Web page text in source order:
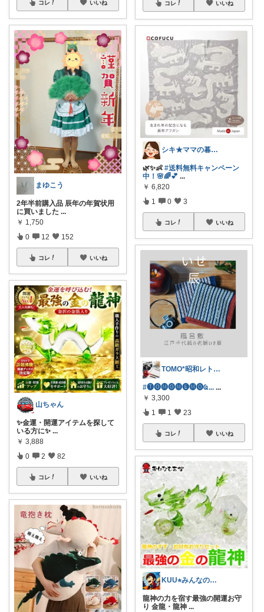
コレ いいね
まゆこう
2年半前購入品 辰年の年賀状用
に買いました ...
￥ 1,750
0 12 152
コレ いいね
山ちゃん
✨金運・開運アイテムを探して
いる方に✨ ...
￥ 3,888
0 2 82
コレ いいね
コレ いいね
シキ★ママの暮らし、キッズ
🌿✨👶 #送料無料キャンペーン
中！🌸🌈💕 ...
￥ 6,820
1 0 3
コレ いいね
TOMO*昭和レトロ 📷🍎
#🅣🅞🅜🅞🅜🅔🅜🅞︎︎︎︎Ҩ... ...
￥ 3,300
1 1 23
コレ いいね
KUU⭐︎みんなの部屋
龍神の力を宿す最強の開運お守
り 金龍・龍神 ...